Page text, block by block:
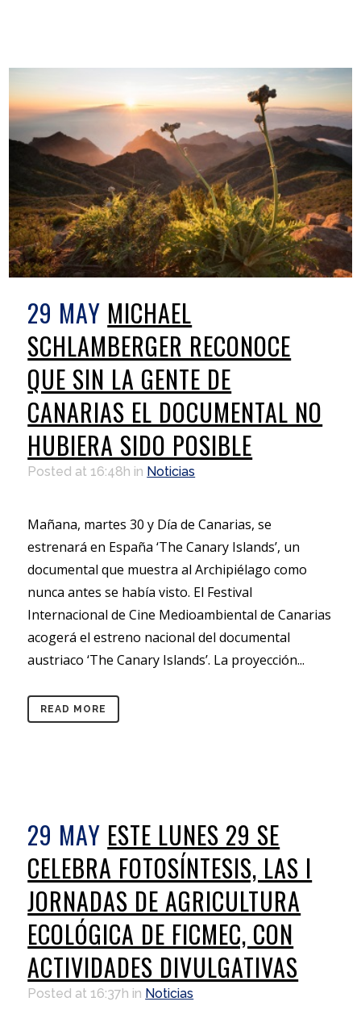
29 MAY MICHAEL
SCHLAMBERGER RECONOCE
QUE SIN LA GENTE DE
CANARIAS EL DOCUMENTAL NO
HUBIERA SIDO POSIBLE
Posted at 16:48h in Noticias
Mañana, martes 30 y Día de Canarias, se
estrenará en España ‘The Canary Islands’, un
documental que muestra al Archipiélago como
nunca antes se había visto. El Festival
Internacional de Cine Medioambiental de Canarias
acogerá el estreno nacional del documental
austriaco ‘The Canary Islands’. La proyección...
READ MORE
29 MAY ESTE LUNES 29 SE
CELEBRA FOTOSÍNTESIS, LAS I
JORNADAS DE AGRICULTURA
ECOLÓGICA DE FICMEC, CON
ACTIVIDADES DIVULGATIVAS
Posted at 16:37h in Noticias